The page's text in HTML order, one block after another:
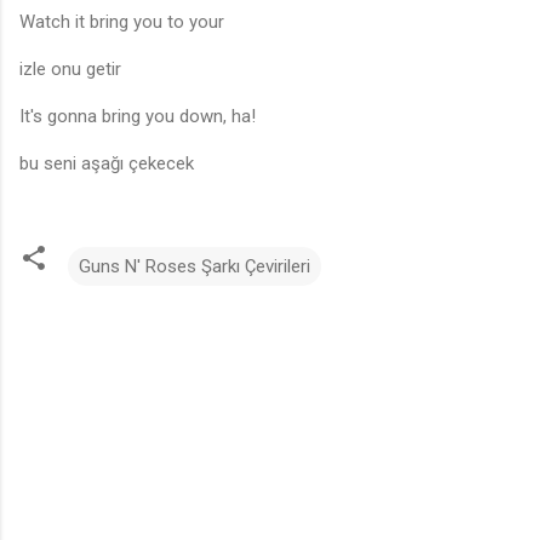
Watch it bring you to your
izle onu getir
It's gonna bring you down, ha!
bu seni aşağı çekecek
Guns N' Roses Şarkı Çevirileri